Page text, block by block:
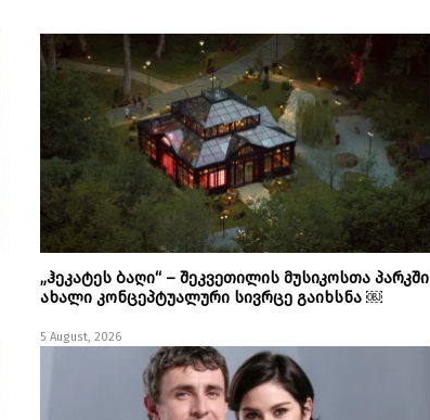
„ჰეკატეს ბაღი“ – შეკვეთილის მუსიკოსთა პარკში
ახალი კონცეპტუალური სივრცე გაიხსნა ￼
5 August, 2026